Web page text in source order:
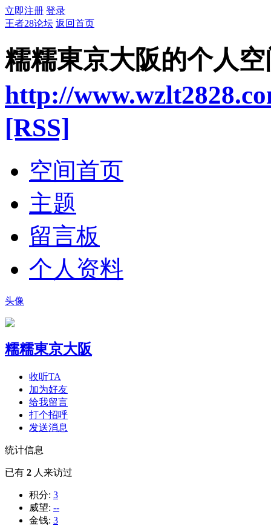
立即注册 登录
王者28论坛 返回首页
糯糯東京大阪的个人空
http://
[RSS]
空间首页
主题
留言板
个人资料
头像
糯糯東京大阪
收听TA
加为好友
给我留言
打个招呼
发送消息
统计信息
已有 2 人来访过
积分: 3
威望: --
金钱: 3